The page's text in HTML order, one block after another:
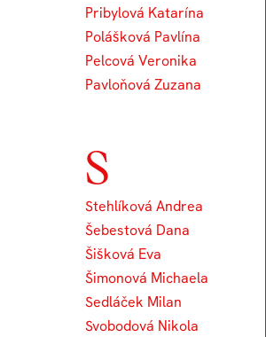
Pribylová Katarína
Polášková Pavlína
Pelcová Veronika
Pavloňová Zuzana
S
Stehlíková Andrea
Šebestová Dana
Šišková Eva
Šimonová Michaela
Sedláček Milan
Svobodová Nikola